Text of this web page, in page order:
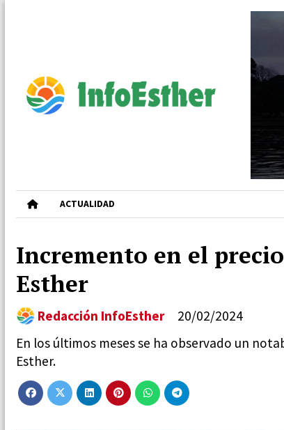
ACTUALIDAD
Incremento en el
Esther
En los últimos meses se ha observado un
Esther.
20/02/2024
Redacción InfoEsther